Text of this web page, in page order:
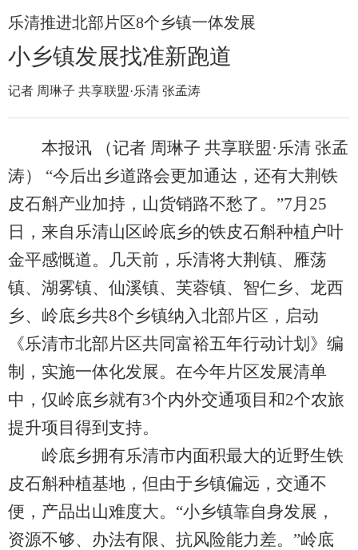
乐清推进北部片区8个乡镇一体发展
小乡镇发展找准新跑道
记者 周琳子 共享联盟·乐清 张孟涛
本报讯 （记者 周琳子 共享联盟·乐清 张孟
涛） “今后出乡道路会更加通达，还有大荆铁
皮石斛产业加持，山货销路不愁了。”7月25
日，来自乐清山区岭底乡的铁皮石斛种植户叶
金平感慨道。几天前，乐清将大荆镇、雁荡
镇、湖雾镇、仙溪镇、芙蓉镇、智仁乡、龙西
乡、岭底乡共8个乡镇纳入北部片区，启动
《乐清市北部片区共同富裕五年行动计划》编
制，实施一体化发展。在今年片区发展清单
中，仅岭底乡就有3个内外交通项目和2个农旅
提升项目得到支持。
岭底乡拥有乐清市内面积最大的近野生铁
皮石斛种植基地，但由于乡镇偏远，交通不
便，产品出山难度大。“小乡镇靠自身发展，
资源不够、办法有限、抗风险能力差。”岭底